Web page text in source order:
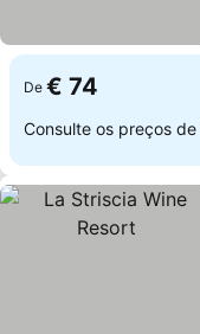
De € 74
Consulte os preços de